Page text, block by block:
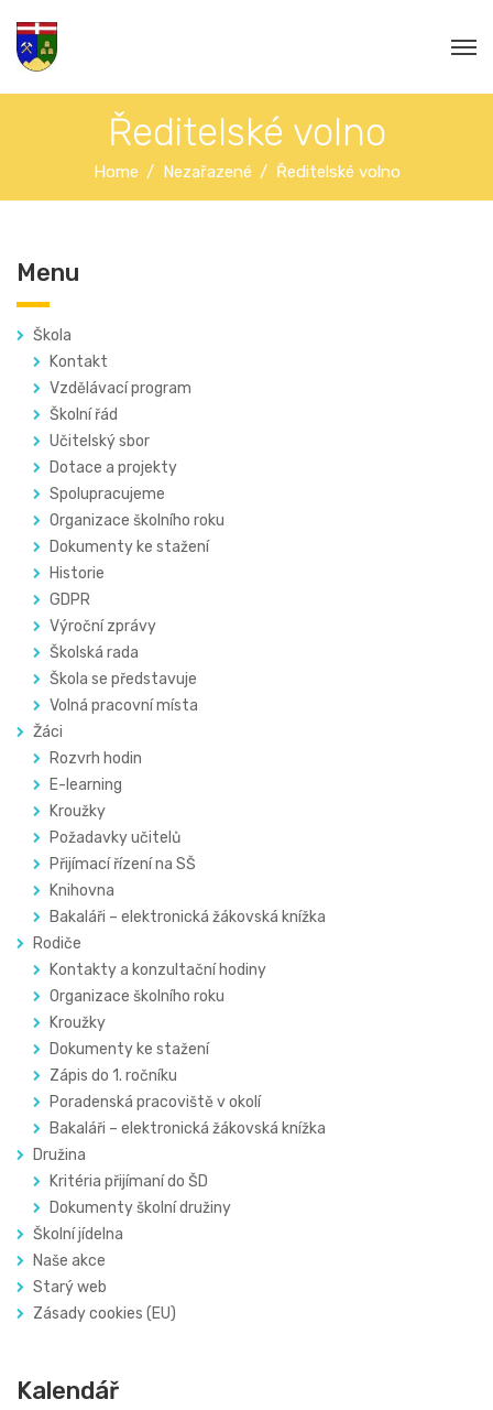
Ředitelské volno
Home Nezařazené Ředitelské volno
Menu
Škola
Kontakt
Vzdělávací program
Školní řád
Učitelský sbor
Dotace a projekty
Spolupracujeme
Organizace školního roku
Dokumenty ke stažení
Historie
GDPR
Výroční zprávy
Školská rada
Škola se představuje
Volná pracovní místa
Žáci
Rozvrh hodin
E-learning
Kroužky
Požadavky učitelů
Přijímací řízení na SŠ
Knihovna
Bakaláři – elektronická žákovská knížka
Rodiče
Kontakty a konzultační hodiny
Organizace školního roku
Kroužky
Dokumenty ke stažení
Zápis do 1. ročníku
Poradenská pracoviště v okolí
Bakaláři – elektronická žákovská knížka
Družina
Kritéria přijímaní do ŠD
Dokumenty školní družiny
Školní jídelna
Naše akce
Starý web
Zásady cookies (EU)
Kalendář